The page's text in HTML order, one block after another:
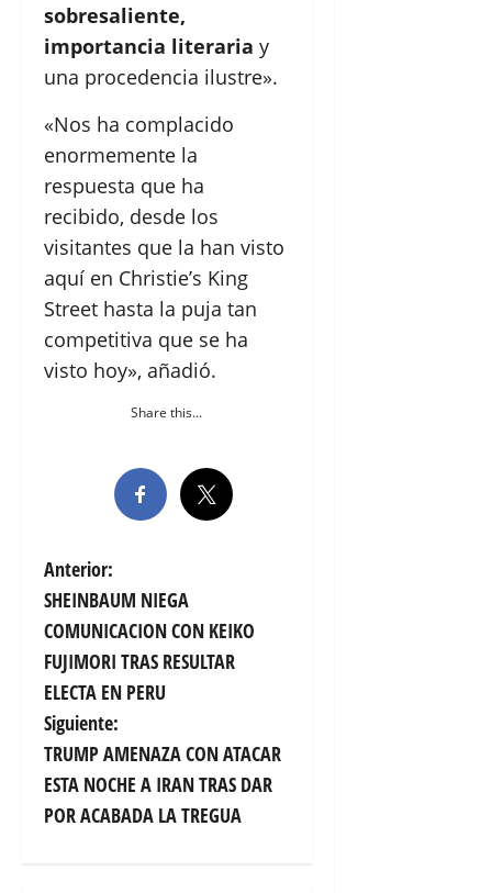
sobresaliente,
importancia literaria y
una procedencia ilustre».
«Nos ha complacido
enormemente la
respuesta que ha
recibido, desde los
visitantes que la han visto
aquí en Christie’s King
Street hasta la puja tan
competitiva que se ha
visto hoy», añadió.
Share this...
N
a
v
e
g
a
Anterior:
SHEINBAUM NIEGA
COMUNICACION CON KEIKO
FUJIMORI TRAS RESULTAR
ELECTA EN PERU
Siguiente:
TRUMP AMENAZA CON ATACAR
ESTA NOCHE A IRAN TRAS DAR
POR ACABADA LA TREGUA